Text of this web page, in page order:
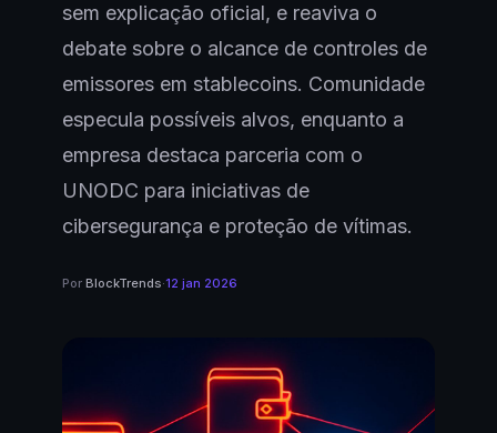
sem explicação oficial, e reaviva o
debate sobre o alcance de controles de
emissores em stablecoins. Comunidade
especula possíveis alvos, enquanto a
empresa destaca parceria com o
UNODC para iniciativas de
cibersegurança e proteção de vítimas.
Por BlockTrends·12 jan 2026